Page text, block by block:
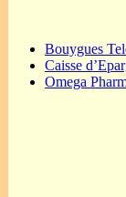
Bouygues
Caisse
Omega